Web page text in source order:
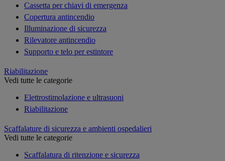
Cassetta per chiavi di emergenza
Copertura antincendio
Illuminazione di sicurezza
Rilevatore antincendio
Supporto e telo per estintore
Riabilitazione
Vedi tutte le categorie
Elettrostimolazione e ultrasuoni
Riabilitazione
Scaffalature di sicurezza e ambienti ospedalieri
Vedi tutte le categorie
Scaffalatura di ritenzione e sicurezza